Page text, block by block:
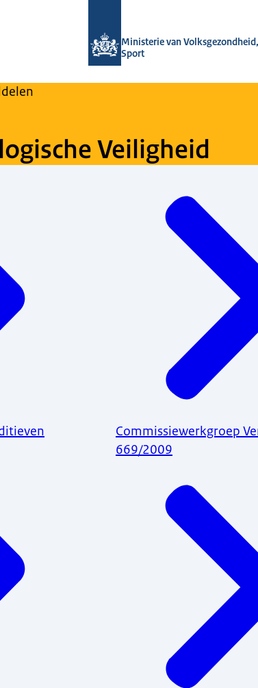
Ministerie van
Sport
Veiligheid
Commissiewerkgroep
669/2009